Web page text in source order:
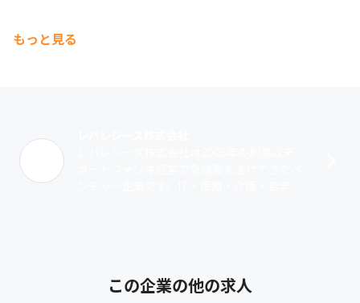
もっと見る
この企業の他の求人